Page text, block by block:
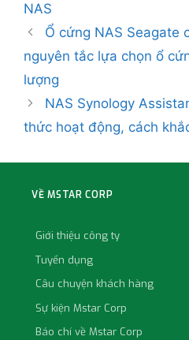
NAS
Ổ cứng NAS Seagate
nguyên tắc lựa chọn ổ
lượng
NAS Synology
thức hoạt động, cách
VỀ MSTAR CORP
Giới thiệu công ty
Tuyển dụng
Câu chuyện khách hàng
Sự kiện Mstar Corp
Báo chí về Mstar Corp